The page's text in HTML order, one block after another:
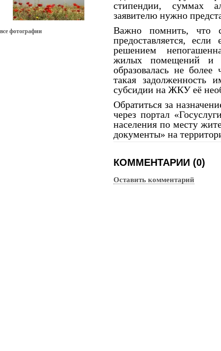
все фотографии
стипендии, суммах
заявителю нужно
Важно помнить, что
предоставляется,
решением
жилых помещений и
образовалась не
такая задолженность
субсидии на ЖКУ её
Обратиться за
через портал
населения по месту
документы» на
КОММЕНТАРИИ (0)
Оставить комментарий